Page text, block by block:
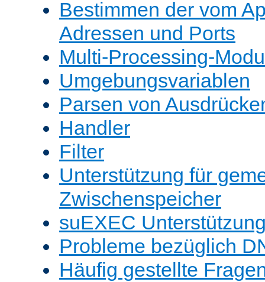
Bestimmen der vom
Adressen und Ports
Multi-Processing-
Umgebungsvariablen
Parsen von
Handler
Filter
Unterstützung für
Zwischenspeicher
suEXEC
Probleme bezüglich
Häufig gestellte